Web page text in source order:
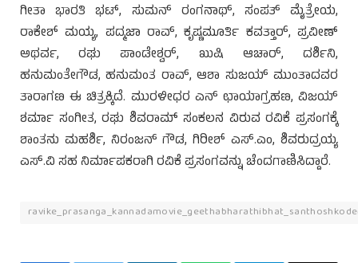
ಗೀತಾ ಭಾರತಿ ಭಟ್, ಸುಮನ್ ರಂಗನಾಥ್, ಸಂಪತ್ ಮೈತ್ರೇಯ,
ರಾಕೇಶ್ ಮಯ್ಯ, ಪದ್ಮಜಾ ರಾವ್, ಕೃಷ್ಣಮೂರ್ತಿ ಕವತ್ತಾರ್, ಪ್ರವೀಣ್
ಅಥರ್ವ, ರಘು ಪಾಂಡೇಶ್ವರ್, ಖುಷಿ ಆಚಾರ್, ದರ್ಶಿನಿ,
ಹನುಮಂತೇಗೌಡ, ಹನುಮಂತ ರಾವ್, ಆಶಾ ಸುಜಯ್ ಮುಂತಾದವರ
ತಾರಾಗಣ ಈ ಚಿತ್ರಕ್ಕಿದೆ. ಮುರಳೀಧರ ಎನ್ ಛಾಯಾಗ್ರಹಣ, ವಿಜಯ್
ಶರ್ಮಾ ಸಂಗೀತ, ರಘು ಶಿವರಾಮ್ ಸಂಕಲನ ವಿರುವ ರವಿಕೆ ಪ್ರಸಂಗಕ್ಕೆ
ಶಾಂತನು ಮಹರ್ಶಿ, ನಿರಂಜನ್ ಗೌಡ, ಗಿರೀಶ್ ಎಸ್.ಎಂ, ಶಿವರುದ್ರಯ್ಯ
ಎಸ್.ವಿ ಸಹ ನಿರ್ಮಾಪಕರಾಗಿ ರವಿಕೆ ಪ್ರಸಂಗವನ್ನು ಚೆಂದಗಾಣಿಸಿದ್ದಾರೆ.